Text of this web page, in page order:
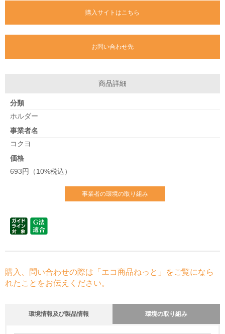
購入サイトはこちら
お問い合わせ先
商品詳細
分類
ホルダー
事業者名
コクヨ
価格
693円（10%税込）
事業者の環境の取り組み
購入、問い合わせの際は「エコ商品ねっと」をご覧になら
れたことをお伝えください。
環境情報及び製品情報 環境の取り組み